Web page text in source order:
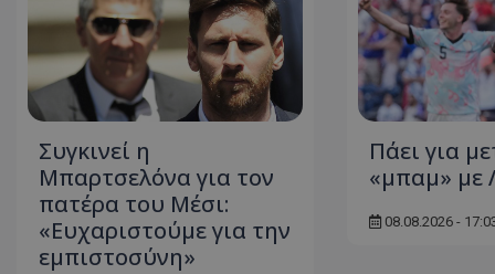
Συγκινεί η
Μπαρτσελόνα για τον
πατέρα του Μέσι:
«Ευχαριστούμε για την
εμπιστοσύνη»
Πάει για
«μπαμ» με
08.08.2026 -